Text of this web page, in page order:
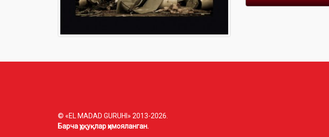
© «EL MADAD GURUHI» 2013-2026.
Барча ҳуқуқлар ҳимояланган.